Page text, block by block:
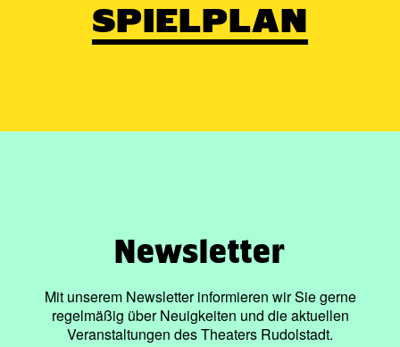
SPIELPLAN
Newsletter
Mit unserem Newsletter informieren wir Sie gerne
regelmäßig über Neuigkeiten und die aktuellen
Veranstaltungen des Theaters Rudolstadt.